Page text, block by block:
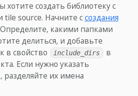
создать библиотеку с
source. Начните ссоздания
какими папками
делиться, и добавьте
в свойство
include_dirs
в
Если нужно указать
разделяйте их имена